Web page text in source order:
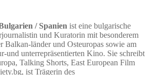
/ Spanien ist eine bulgarische
und Kuratorin mit besonderem
Balkan-länder und Osteuropas sowie am
und unterrepräsentierten Kino. Sie schreibt
Talking Shorts, East European Film
ist Trägerin des